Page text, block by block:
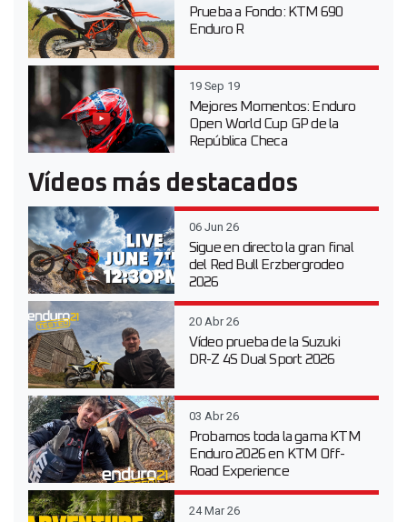
Prueba a Fondo: KTM 690
Enduro R
19 Sep 19
Mejores Momentos: Enduro
Open World Cup GP de la
República Checa
Vídeos más destacados
06 Jun 26
Sigue en directo la gran final
del Red Bull Erzbergrodeo
2026
20 Abr 26
Vídeo prueba de la Suzuki
DR-Z 4S Dual Sport 2026
03 Abr 26
Probamos toda la gama KTM
Enduro 2026 en KTM Off-
Road Experience
24 Mar 26